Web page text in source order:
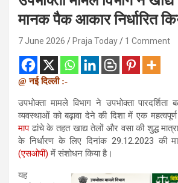
मानक पैक आकार निर्धारित
7 June 2026 Praja Today 1 Comment
@ नई दिल्ली :-
उपभोक्ता मामले विभाग ने उपभोक्ता पारदर्शिता
व्‍यवस्‍थाओं को बढ़ावा देने की दिशा में एक
मापढांचे के तहत खाद्य तेलों और वसा की शुद्ध
के निर्धारण के लिए दिनांक 29.12.2023 की
(एसओपी) में संशोधन किया है।
यह